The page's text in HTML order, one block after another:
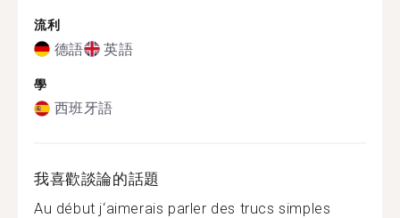
流利
德語 英語
學
西班牙語
我喜歡談論的話題
Au début j‘aimerais parler des trucs simples